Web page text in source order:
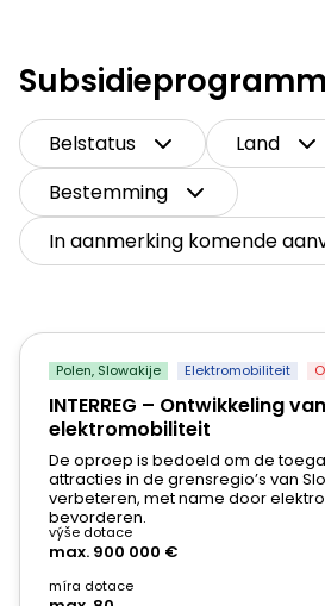
Belstatus
Land
Bestemming
In aanmerking komende
Polen, Slowakije Elektromobiliteit
INTERREG – Ontwikkeling van
elektromobiliteit
De oproep is bedoeld om de
attracties in de grensregio’s van
verbeteren, met name door
bevorderen.
výše dotace
max. 900 000 €
míra dotace
Duits